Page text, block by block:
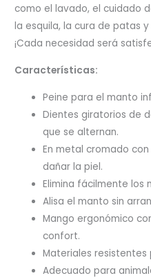
como el lavado, el cuidado
la esquila, la cura de patas
¡Cada necesidad será
Características:
Peine para el manto
Dientes giratorios de
que se alternan.
En metal cromado
dañar la piel.
Elimina fácilmente los
Alisa el manto sin
Mango ergonómico
confort.
Materiales resistentes
Adecuado para